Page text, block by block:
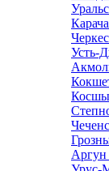
Усть-
Косшы
Аргун